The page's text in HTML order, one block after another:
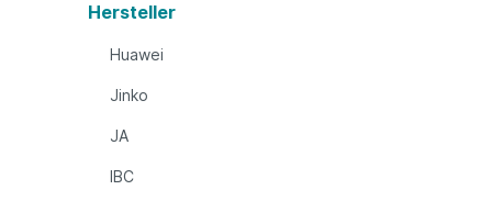
Hersteller
Huawei
Jinko
JA
IBC